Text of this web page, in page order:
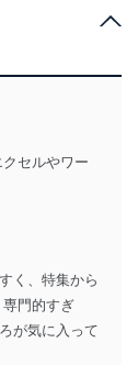
、その利
している
の取り組
てまいり
切な管理
指針及び
の仕組み
させま
セルやワー
く、特集から
門的すぎ
が気に入って